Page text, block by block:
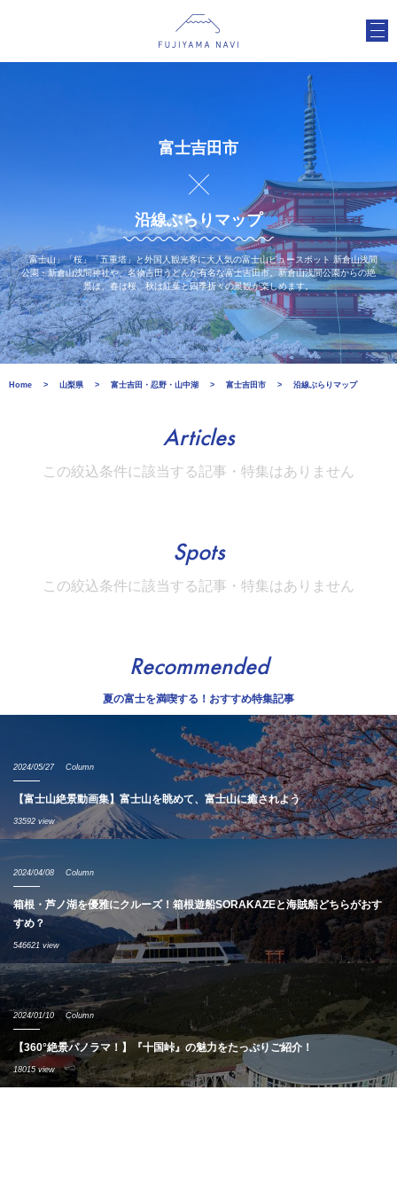
富士吉田市
沿線ぶらりマップ
「富士山」「桜」「五重塔」と外国人観光客に大人気の富士山ビュースポット 新倉山浅間
公園・新倉山浅間神社や、名物吉田うどんが有名な富士吉田市。新倉山浅間公園からの絶
景は、春は桜、秋は紅葉と四季折々の景観が楽しめます。
Home 山梨県 富士吉田・忍野・山中湖 富士吉田市 沿線ぶらりマップ
Articles
この絞込条件に該当する記事・特集はありません
Spots
この絞込条件に該当する記事・特集はありません
Recommended
夏の富士を満喫する！おすすめ特集記事
2024/05/27 Column
【富士山絶景動画集】富士山を眺めて、富士山に癒されよう
33592 view
2024/04/08 Column
箱根・芦ノ湖を優雅にクルーズ！箱根遊船SORAKAZEと海賊船どちらがおす
すめ？
546621 view
2024/01/10 Column
【360°絶景パノラマ！】『十国峠』の魅力をたっぷりご紹介！
18015 view